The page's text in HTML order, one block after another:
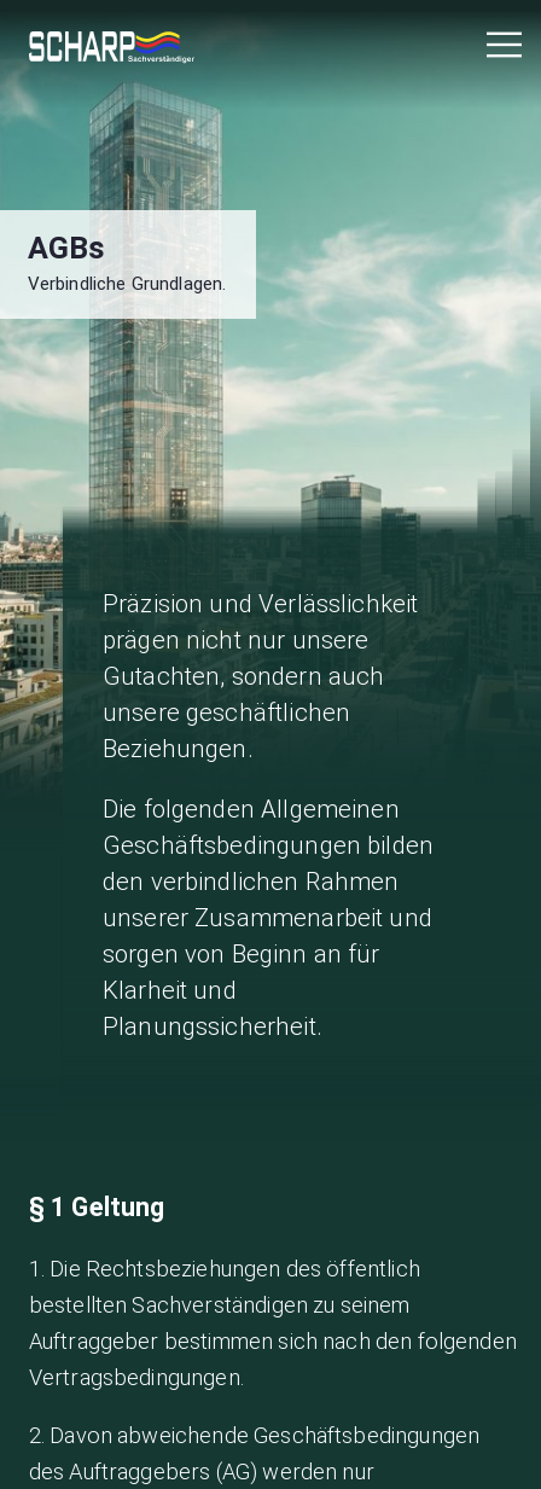
AGBs
Verbindliche Grundlagen.
Präzision und Verlässlichkeit
prägen nicht nur unsere
Gutachten, sondern auch
unsere geschäftlichen
Beziehungen.
Die folgenden Allgemeinen
Geschäftsbedingungen bilden
den verbindlichen Rahmen
unserer Zusammenarbeit und
sorgen von Beginn an für
Klarheit und
Planungssicherheit.
§ 1 Geltung
1. Die Rechtsbeziehungen des öffentlich
bestellten Sachverständigen zu seinem
Auftraggeber bestimmen sich nach den folgenden
Vertragsbedingungen.
2. Davon abweichende Geschäftsbedingungen
des Auftraggebers (AG) werden nur